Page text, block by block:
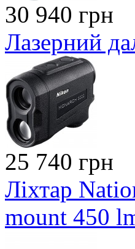
30 940 грн
Лазерний
25 740 грн
Ліхтар
mount 450